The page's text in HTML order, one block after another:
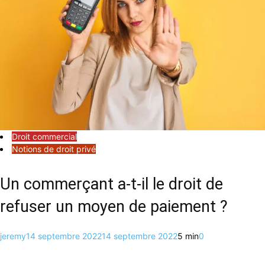
Droit commercial
Notions de droit privé
Un commerçant a-t-il le droit de
refuser un moyen de paiement ?
jeremy14 septembre 202214 septembre 20225 min0